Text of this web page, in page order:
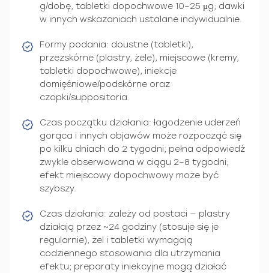
g/dobę, tabletki dopochwowe 10–25 µg; dawki
w innych wskazaniach ustalane indywidualnie.
Formy podania: doustne (tabletki),
przezskórne (plastry, żele), miejscowe (kremy,
tabletki dopochwowe), iniekcje
domięśniowe/podskórne oraz
czopki/suppositoria.
Czas początku działania: łagodzenie uderzeń
gorąca i innych objawów może rozpocząć się
po kilku dniach do 2 tygodni; pełna odpowiedź
zwykle obserwowana w ciągu 2–8 tygodni;
efekt miejscowy dopochwowy może być
szybszy.
Czas działania: zależy od postaci — plastry
działają przez ~24 godziny (stosuje się je
regularnie), żel i tabletki wymagają
codziennego stosowania dla utrzymania
efektu; preparaty iniekcyjne mogą działać